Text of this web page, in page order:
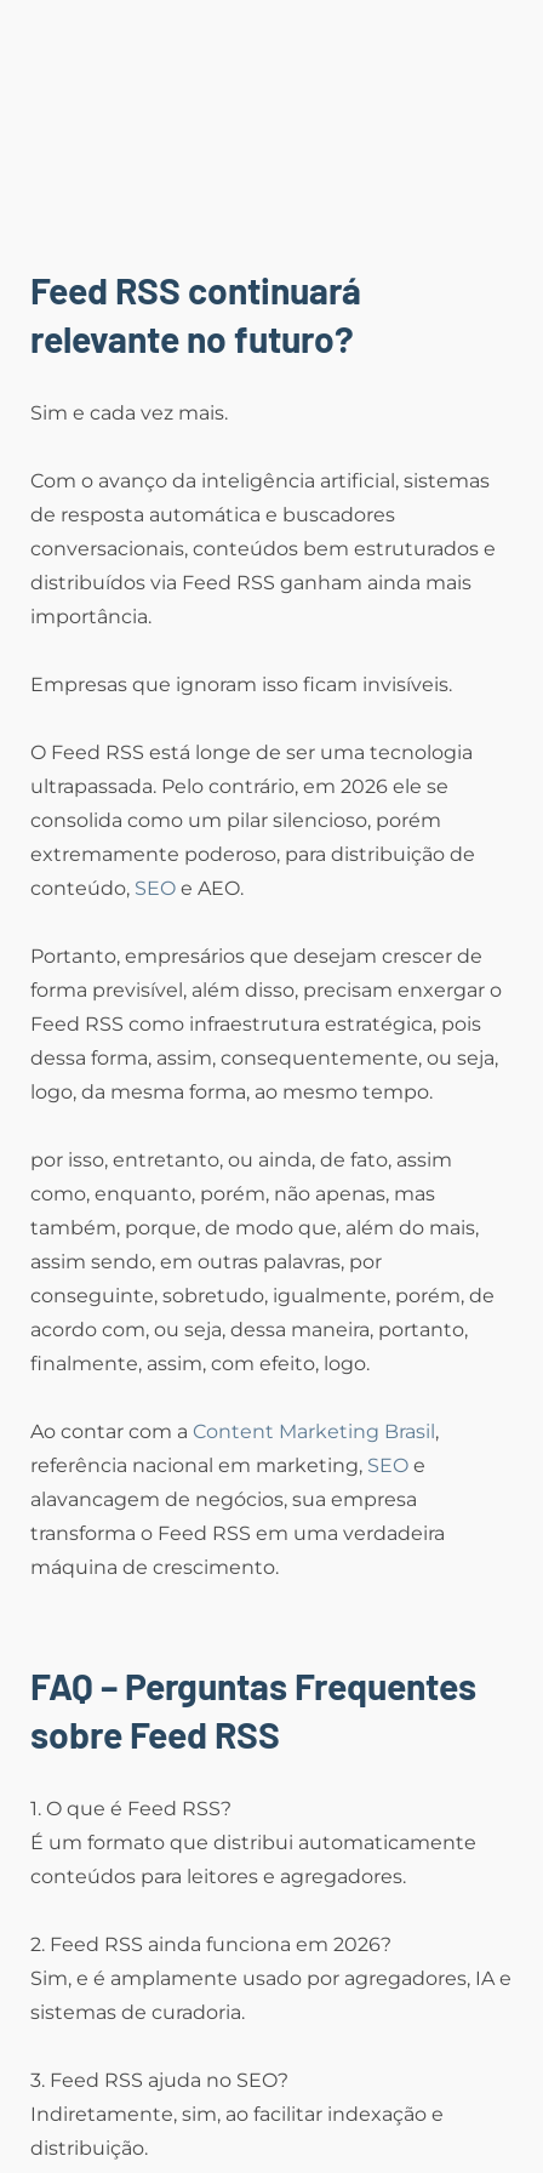
Feed RSS continuará
relevante no futuro?
Sim e cada vez mais.
Com o avanço da inteligência artificial, sistemas
de resposta automática e buscadores
conversacionais, conteúdos bem estruturados e
distribuídos via Feed RSS ganham ainda mais
importância.
Empresas que ignoram isso ficam invisíveis.
O Feed RSS está longe de ser uma tecnologia
ultrapassada. Pelo contrário, em 2026 ele se
consolida como um pilar silencioso, porém
extremamente poderoso, para distribuição de
conteúdo, SEO e AEO.
Portanto, empresários que desejam crescer de
forma previsível, além disso, precisam enxergar o
Feed RSS como infraestrutura estratégica, pois
dessa forma, assim, consequentemente, ou seja,
logo, da mesma forma, ao mesmo tempo.
por isso, entretanto, ou ainda, de fato, assim
como, enquanto, porém, não apenas, mas
também, porque, de modo que, além do mais,
assim sendo, em outras palavras, por
conseguinte, sobretudo, igualmente, porém, de
acordo com, ou seja, dessa maneira, portanto,
finalmente, assim, com efeito, logo.
Ao contar com a Content Marketing Brasil,
referência nacional em marketing, SEO e
alavancagem de negócios, sua empresa
transforma o Feed RSS em uma verdadeira
máquina de crescimento.
FAQ – Perguntas Frequentes
sobre Feed RSS
1. O que é Feed RSS?
É um formato que distribui automaticamente
conteúdos para leitores e agregadores.
2. Feed RSS ainda funciona em 2026?
Sim, e é amplamente usado por agregadores, IA e
sistemas de curadoria.
3. Feed RSS ajuda no SEO?
Indiretamente, sim, ao facilitar indexação e
distribuição.